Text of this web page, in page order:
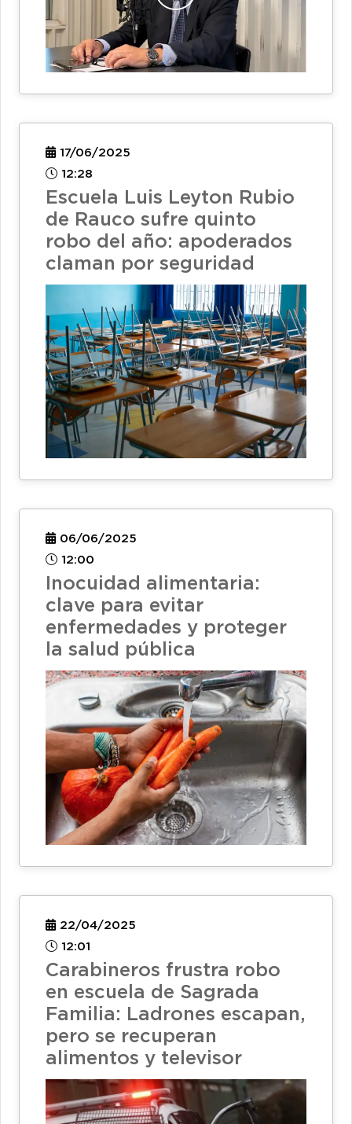
17/06/2025
12:28
Escuela Luis Leyton Rubio
de Rauco sufre quinto
robo del año: apoderados
claman por seguridad
06/06/2025
12:00
Inocuidad alimentaria:
clave para evitar
enfermedades y proteger
la salud pública
22/04/2025
12:01
Carabineros frustra robo
en escuela de Sagrada
Familia: Ladrones escapan,
pero se recuperan
alimentos y televisor